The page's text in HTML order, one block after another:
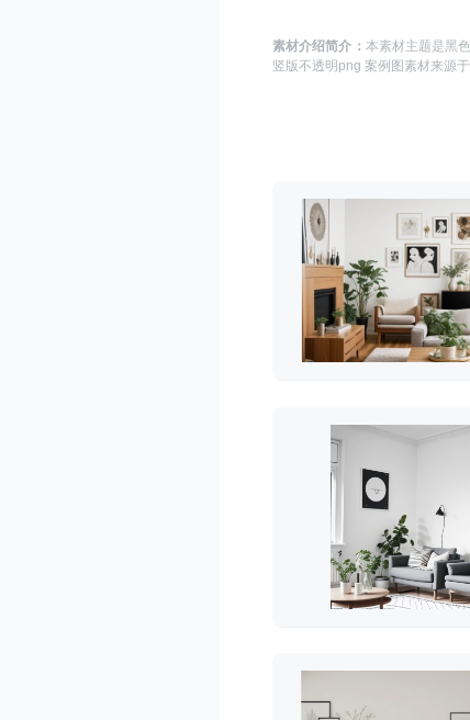
素材介绍简介： 本素材主题是黑
竖版不透明png 案例图素材来源于